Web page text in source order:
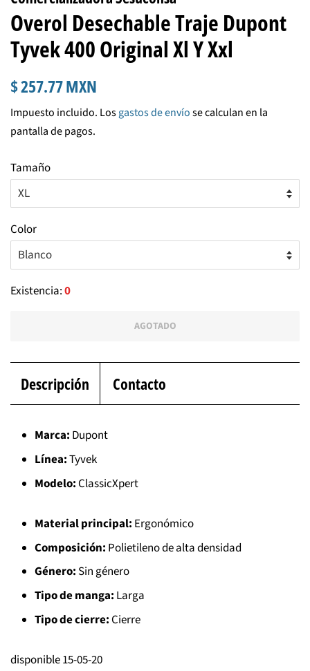
Overol Desechable Traje Dupont
Tyvek 400 Original Xl Y Xxl
Precio
$ 257.77 MXN
venta
Impuesto incluido. Losgastos de envíose calculan en la
pantalla de pagos.
Tamaño
Color
Existencia:0
AGOTADO
Descripción Contacto
Marca: Dupont
Línea:Tyvek
Modelo: ClassicXpert
Material principal: Ergonómico
Composición: Polietileno de alta densidad
Género: Sin género
Tipo de manga: Larga
Tipo de cierre: Cierre
disponible 15-05-20